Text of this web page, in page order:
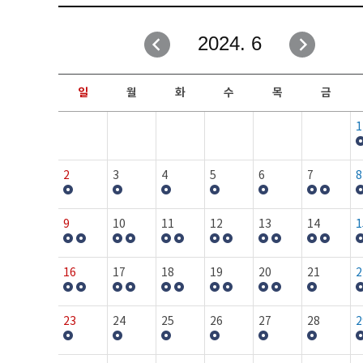
취업성공지원과
창업지원·교육센터
현장실습/IPP사업단
커뮤니티
자유게시판
일정안내
보도자료
행사갤러리
2024. 6
일 월 화 수 목 금
1
2 3 4 5 6 7 8
9 10 11 12 13 14
16 17 18 19 20 21
23 24 25 26 27 28